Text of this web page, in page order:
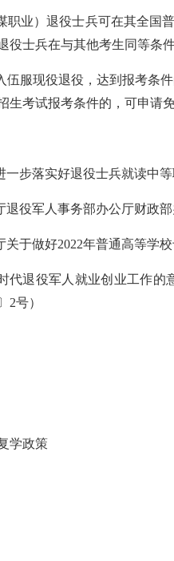
业）退役士兵可在其全国普
役士兵在与其他考生同等条
现役退役，达到报考条件
生考试报考条件的，可申请
落实好退役士兵就读中等
军人事务部办公厅财政部
做好2022年普通高等学校
退役军人就业创业工作的意
2号）
学政策